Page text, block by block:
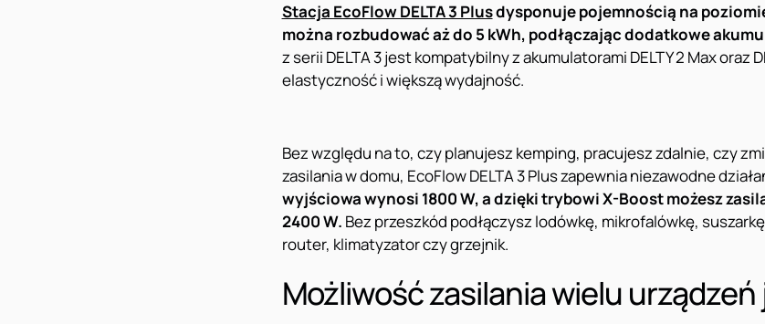
Stacja EcoFlow DELTA 3 Plusdysponuje pojemnością na
można rozbudować aż do 5 kWh, podłączając dodatkowe
z serii DELTA 3 jest kompatybilny z akumulatorami DELTY 2 Max oraz
elastyczność i większą wydajność.
Bez względu na to, czy planujesz kemping, pracujesz zdalnie, czy
zasilania w domu, EcoFlow DELTA 3 Plus zapewnia niezawodne
wyjściowa wynosi 1800 W, a dzięki trybowi X-Boost możesz
2400 W. Bez przeszkód podłączysz lodówkę, mikrofalówkę,
router, klimatyzator czy grzejnik.
Możliwość zasilania wielu